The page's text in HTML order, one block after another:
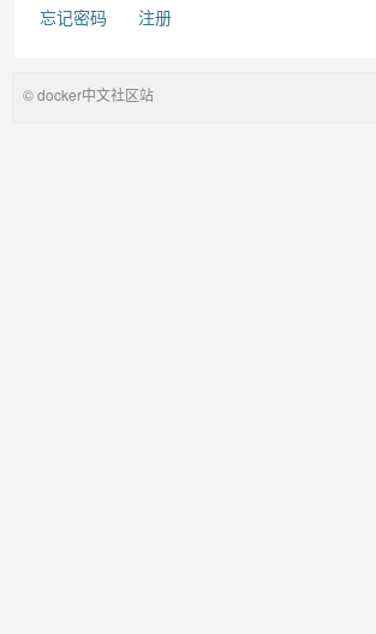
忘记密码 注册
© docker中文社区站